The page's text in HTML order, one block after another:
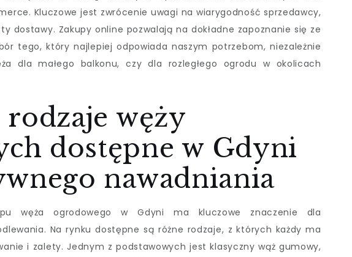
Kluczowe jest zwrócenie uwagi na wiarygodność sprzedawcy,
dostawy. Zakupy online pozwalają na dokładne zapoznanie się ze
tego, który najlepiej odpowiada naszym potrzebom, niezależnie
dla małego balkonu, czy dla rozległego ogrodu w okolicach
rodzaje węży
dostępne w Gdyni
nawadniania
węża ogrodowego w Gdyni ma kluczowe znaczenie dla
Na rynku dostępne są różne rodzaje, z których każdy ma
i zalety. Jednym z podstawowych jest klasyczny wąż gumowy,